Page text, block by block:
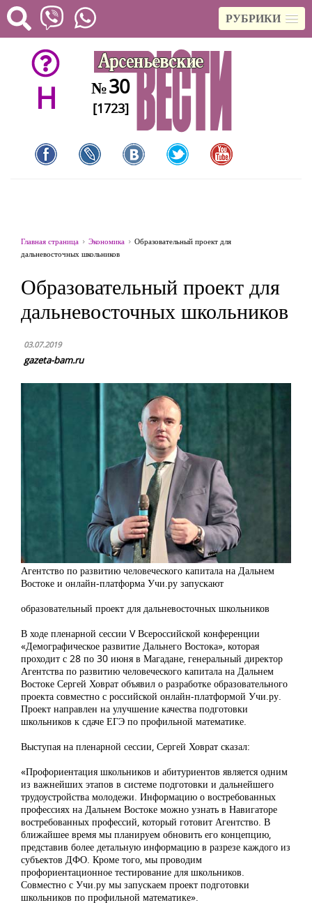
РУБРИКИ
H №30
[1723]
Главная страница Экономика
Образовательный проект для
дальневосточных школьников
Образовательный проект для
дальневосточных школьников
03.07.2019
gazeta-bam.ru
Агентство по развитию человеческого капитала на Дальнем
Востоке и онлайн-платформа Учи.ру запускают
образовательный проект для дальневосточных школьников
В ходе пленарной сессии V Всероссийской конференции
«Демографическое развитие Дальнего Востока», которая
проходит с 28 по 30 июня в Магадане, генеральный директор
Агентства по развитию человеческого капитала на Дальнем
Востоке Сергей Ховрат объявил о разработке образовательного
проекта совместно с российской онлайн-платформой Учи.ру.
Проект направлен на улучшение качества подготовки
школьников к сдаче ЕГЭ по профильной математике.
Выступая на пленарной сессии, Сергей Ховрат сказал:
«Профориентация школьников и абитуриентов является одним
из важнейших этапов в системе подготовки и дальнейшего
трудоустройства молодежи. Информацию о востребованных
профессиях на Дальнем Востоке можно узнать в Навигаторе
востребованных профессий, который готовит Агентство. В
ближайшее время мы планируем обновить его концепцию,
представив более детальную информацию в разрезе каждого из
субъектов ДФО. Кроме того, мы проводим
профориентационное тестирование для школьников.
Совместно с Учи.ру мы запускаем проект подготовки
школьников по профильной математике».